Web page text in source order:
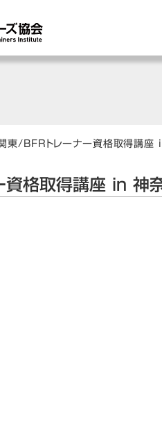
東/BFRトレーナー資格取得講
格取得講座 in 神